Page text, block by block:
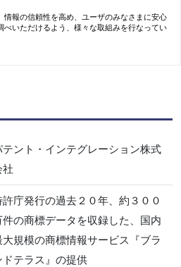
情報の信頼性を高め、ユーザのみなさまに安心
べいただけるよう、様々な取組みを行なってい
テント・インテグレーション株式
社
許庁発行の過去２０年、約３００
件の商標データを収録した、国内
大規模の商標情報サービス『ブラ
ドテラス』の提供